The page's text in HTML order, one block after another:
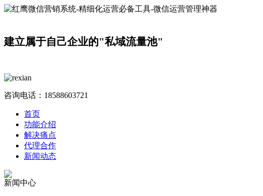
建立属于自己企业的"私域流量池"
咨询电话： 18588603721
首页
功能介绍
解决痛点
代理合作
新闻动态
新闻中心